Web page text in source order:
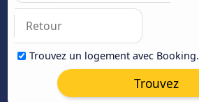
Trouvez un logement avec
Trouvez